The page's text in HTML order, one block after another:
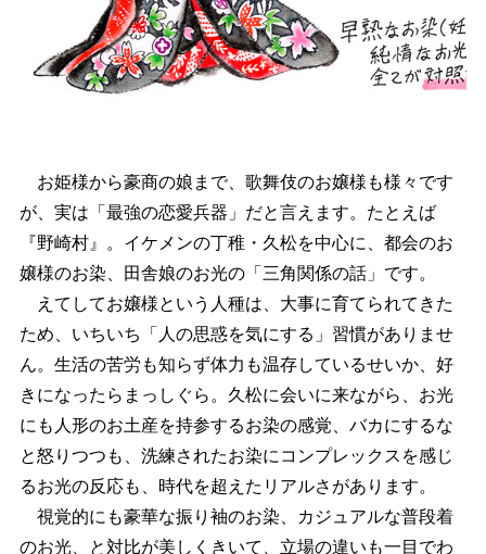
お姫様から豪商の娘まで、歌舞伎のお嬢様も様々です
が、実は「最強の恋愛兵器」だと言えます。たとえば
『野崎村』。イケメンの丁稚・久松を中心に、都会のお
嬢様のお染、田舎娘のお光の「三角関係の話」です。
えてしてお嬢様という人種は、大事に育てられてきた
ため、いちいち「人の思惑を気にする」習慣がありませ
ん。生活の苦労も知らず体力も温存しているせいか、好
きになったらまっしぐら。久松に会いに来ながら、お光
にも人形のお土産を持参するお染の感覚、バカにするな
と怒りつつも、洗練されたお染にコンプレックスを感じ
るお光の反応も、時代を超えたリアルさがあります。
視覚的にも豪華な振り袖のお染、カジュアルな普段着
のお光、と対比が美しくきいて、立場の違いも一目でわ